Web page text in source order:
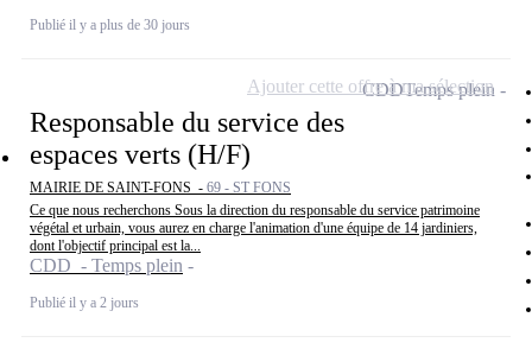
Publié il y a plus de 30 jours
Responsable du service des
espaces verts (H/F)
MAIRIE DE SAINT-FONS - 69 - ST FONS
Ce que nous recherchons Sous la direction du responsable du service patrimoine
végétal et urbain, vous aurez en charge l'animation d'une équipe de 14 jardiniers,
dont l'objectif principal est la...
CDD - Temps plein
Publié il y a 2 jours
CDDTemps plein
Ajouter cette offre à ma sélection